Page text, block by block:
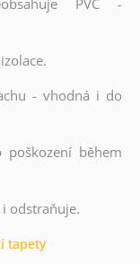
- vhodná i do
poškození během
odstraňuje.
tapety